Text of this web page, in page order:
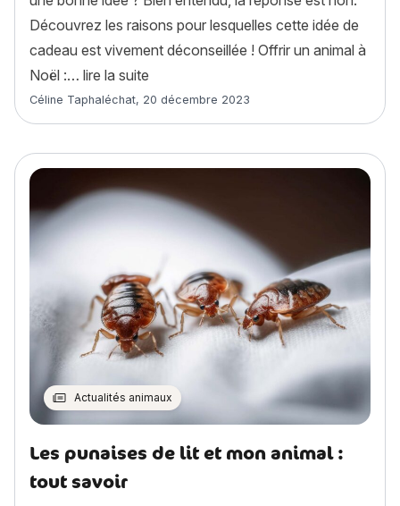
Découvrez les raisons pour lesquelles cette idée de
cadeau est vivement déconseillée ! Offrir un animal à
Noël :… lire la suite
Article rédigé par
Céline Taphaléchat, 20 décembre 2023
Actualités animaux
Les punaises de lit et mon animal :
tout savoir